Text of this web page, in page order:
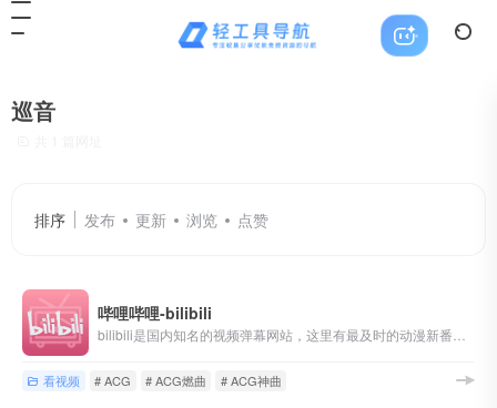
巡音
排序 发布 更新 浏览 点赞
哔哩哔哩-bilibili
看视频 # ACG # ACG燃曲 # ACG神曲